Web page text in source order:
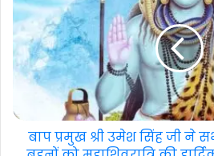
बाप प्रमुख श्री उमेश सिंह जी ने